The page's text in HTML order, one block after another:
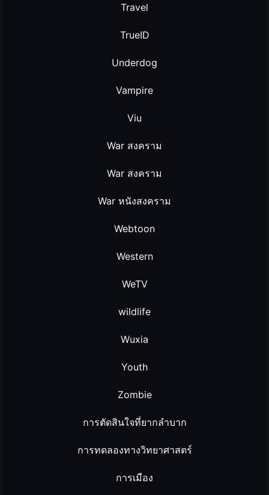
Travel
TrueID
Underdog
Vampire
Viu
War สงคราม
War สงคราม
War หนังสงคราม
Webtoon
Western
WeTV
wildlife
Wuxia
Youth
Zombie
การตัดสินใจที่ยากลำบาก
การทดลองทางวิทยาศาสตร์
การเมือง